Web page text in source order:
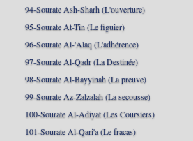
94-Sourate Ash-Sharh (L'ouverture)
95-Sourate At-Tin (Le figuier)
96-Sourate Al-'Alaq (L'adhérence)
97-Sourate Al-Qadr (La Destinée)
98-Sourate Al-Bayyinah (La preuve)
99-Sourate Az-Zalzalah (La secousse)
100-Sourate Al-Adiyat (Les Coursiers)
101-Sourate Al-Qari'a (Le fracas)